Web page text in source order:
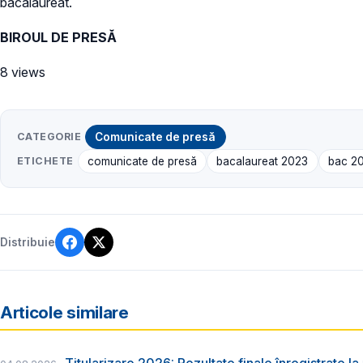
BIROUL DE PRESĂ
8 views
CATEGORIE Comunicate de presă
ETICHETE comunicate de presă bacalaureat 2023 bac
Distribuie
Articole similare